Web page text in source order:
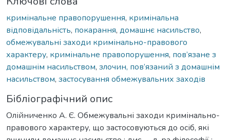
кримінальне правопорушення, кримінальна
відповідальність, покарання, домашнє насильство,
обмежувальні заходи кримінально-правового
характеру, кримінальне правопорушення, пов’язане з
домашнім насильством, злочин, пов’язаний з домашнім
насильством, застосування обмежувальних заходів
Бібліографічний опис
Олійниченко А. Є. Обмежувальні заходи кримінально-
правового характеру, що застосовуються до осіб, які